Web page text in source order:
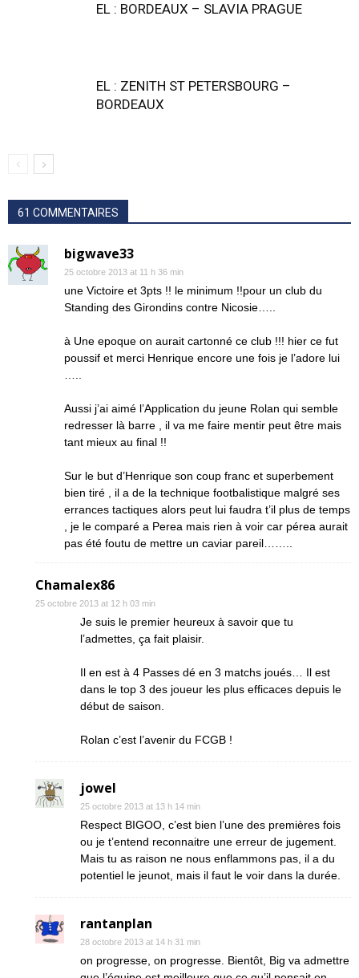
EL : BORDEAUX – SLAVIA PRAGUE
EL : ZENITH ST PETERSBOURG –
BORDEAUX
61 COMMENTAIRES
bigwave33
25 octobre 2013 at 11 h 36 min
une Victoire et 3pts !! le minimum !!pour un club du
Standing des Girondins contre Nicosie…..
à Une epoque on aurait cartonné ce club !!! hier ce fut
poussif et merci Henrique encore une fois je l’adore lui
Aussi j’ai aimé l’Application du jeune Rolan qui semble
redresser là barre , il va me faire mentir peut être mais
tant mieux au final !!
Sur le but d’Henrique son coup franc et superbement
bien tiré , il a de la technique footbalistique malgré ses
errances tactiques alors peut lui faudra t’il plus de temps
, je le comparé a Perea mais rien à voir car pérea aurait
pas été foutu de mettre un caviar pareil……..
Chamalex86
25 octobre 2013 at 12 h 03 min
Je suis le premier heureux à savoir que tu
l’admettes, ça fait plaisir.
Il en est à 4 Passes dé en 3 matchs joués… Il est
dans le top 3 des joueur les plus efficaces depuis le
début de saison.
Rolan c’est l’avenir du FCGB !
jowel
25 octobre 2013 at 13 h 14 min
Respect BIGOO, c’est bien l’une des premières fois
ou je t’entend reconnaitre une erreur de jugement.
Mais tu as raison ne nous enflammons pas, il a du
potentiel le jeunot, mais il faut le voir dans la durée.
rantanplan
28 octobre 2013 at 14 h 31 min
on progresse, on progresse. Bientôt, Big va admettre